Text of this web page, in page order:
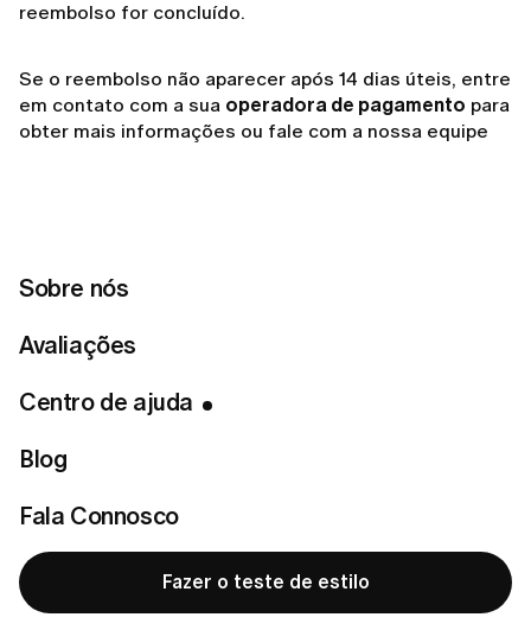
Sobre nós
Avaliações
Centro de ajuda
Blog
Fala Connosco
Fazer o teste de estilo
reembolso for concluído.
Se o reembolso não aparecer após 14 dias úteis, entre
em contato com a sua operadora de pagamento para
obter mais informações ou fale com a nossa equipe
Related articles
Como posso solicitar um reembolso?
Não encontras a resposta
que procuras?